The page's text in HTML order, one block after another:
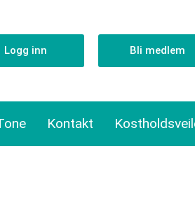
Logg inn Bli medlem
Kontakt